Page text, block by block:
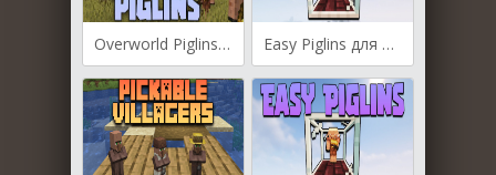
Overworld Piglins для Майнкрафт [1.21.4, 1.21.3, 1.21.1] Easy Piglins для Майнкрафт [1.20.2, 1.20.1, 1.20]